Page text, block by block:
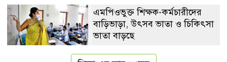
এমপিওভুক্ত শিক্ষক-কর্মচারীদের
বাড়িভাড়া, উৎসব ভাতা ও চিকিৎসা
ভাতা বাড়ছে